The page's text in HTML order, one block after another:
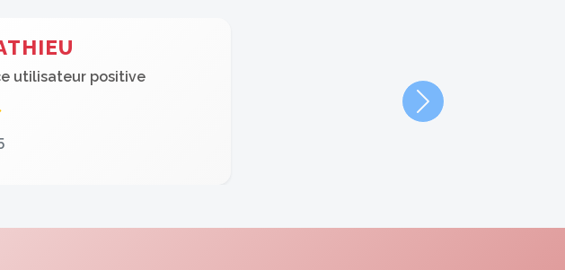
utilisateur positive
Suivant